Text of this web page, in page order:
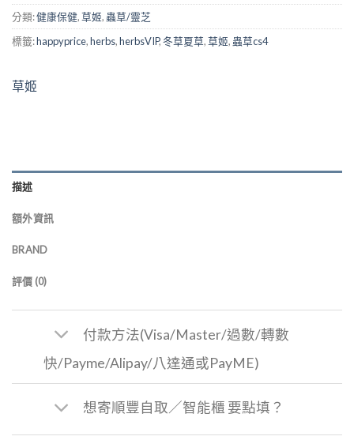
分類:健康保健,草姬, 蟲草/靈芝
標籤:happyprice,herbs,herbsVIP,冬草夏草,草姬, 蟲草cs4
草姬
描述
額外資訊
BRAND
評價 (0)
付款方法(Visa/Master/過數/轉數
快/Payme/Alipay/八達通或PayME)
想寄順豐自取／智能櫃 要點填？